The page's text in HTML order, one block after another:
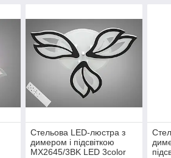
Стельова LED-люстра з
димером і підсвіткою
MX2645/3BK LED 3color